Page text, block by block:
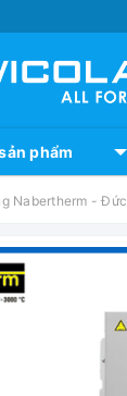
phẩm
Nabertherm - Đức